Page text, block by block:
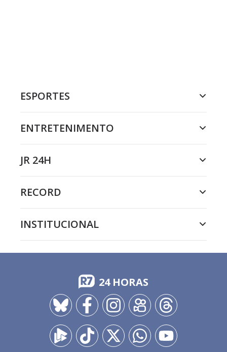
ESPORTES
ENTRETENIMENTO
JR 24H
RECORD
INSTITUCIONAL
24 HORAS